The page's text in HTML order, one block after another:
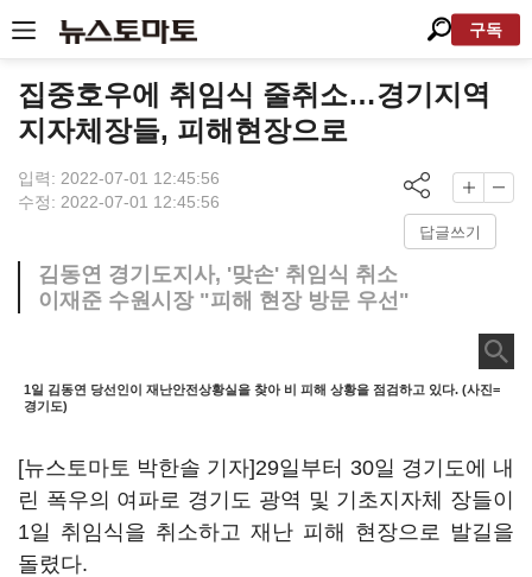
구독
집중호우에 취임식 줄취소…경기지역
지자체장들, 피해현장으로
입력: 2022-07-01 12:45:56
수정: 2022-07-01 12:45:56
답글쓰기
김동연 경기도지사, '맞손' 취임식 취소
이재준 수원시장 "피해 현장 방문 우선"
1일 김동연 당선인이 재난안전상황실을 찾아 비 피해 상황을 점검하고 있다. (사진=
경기도)
[뉴스토마토 박한솔 기자]29일부터 30일 경기도에 내
린 폭우의 여파로 경기도 광역 및 기초지자체 장들이
1일 취임식을 취소하고 재난 피해 현장으로 발길을
돌렸다.